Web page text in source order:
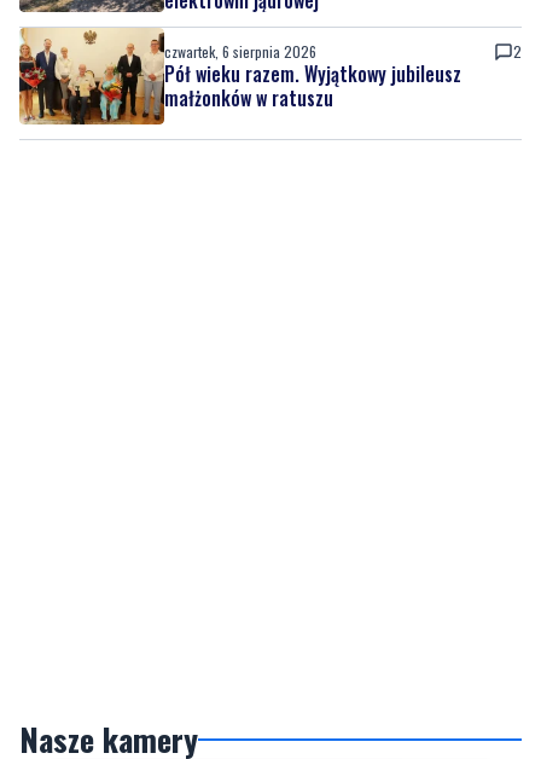
czwartek, 6 sierpnia 2026
Nowy odcinek szlaku rowerowego nad
Bałtykiem. Powodem zmiany budowa
elektrowni jądrowej
czwartek, 6 sierpnia 2026 2